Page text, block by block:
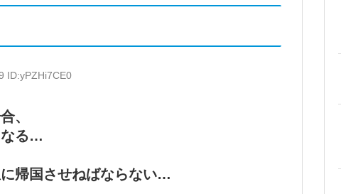
ID:yPZHi7CE0
、
なる…
帰国させねばならない…